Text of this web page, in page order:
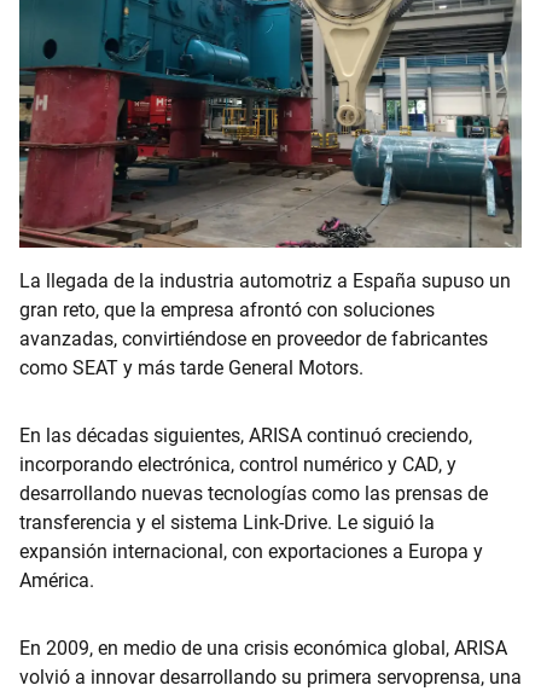
La llegada de la industria automotriz a España supuso un
gran reto, que la empresa afrontó con soluciones
avanzadas, convirtiéndose en proveedor de fabricantes
como SEAT y más tarde General Motors.
En las décadas siguientes, ARISA continuó creciendo,
incorporando electrónica, control numérico y CAD, y
desarrollando nuevas tecnologías como las prensas de
transferencia y el sistema Link-Drive. Le siguió la
expansión internacional, con exportaciones a Europa y
América.
En 2009, en medio de una crisis económica global, ARISA
volvió a innovar desarrollando su primera servoprensa, una